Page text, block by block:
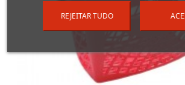
REJEITAR TUDO